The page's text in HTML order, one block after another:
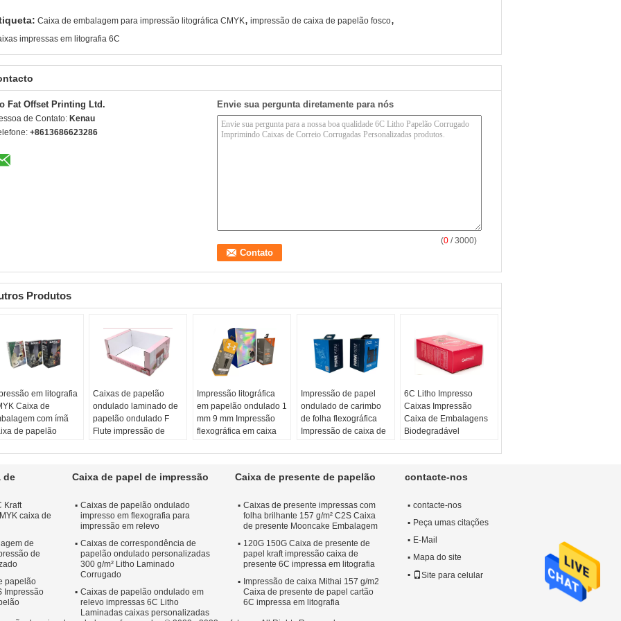
Caixa de embalagem para impressão litográfica CMYK, impressão de caixa de papelão fosco,
impressas em litografia 6C
Fat Offset Printing Ltd.
de Contato: Kenau
+8613686623286
Envie sua pergunta diretamente para nós
(0 / 3000)
Produtos
em litografia
Caixa de
com ímã
de papelão
offset
Lito 6C ou
Retangular
Caixas de papelão
ondulado laminado de
papelão ondulado F
Flute impressão de
ondulado laminado
papel ondulado
Reciclável, Materiais
Reciclados,
Biodegradável,
Descartável
Forma:Forma
personalizada/retangular,
personalizada
Inscrição:Material de
embalagem,
restaurante, cafeteria,
Impressão litográfica
em papelão ondulado 1
mm 9 mm Impressão
flexográfica em caixa
Papel:branco/marrom
papel ondulado
Flexográfico
Manuseio de
Estampagem,
Estampagem
Impressão de papel
ondulado de carimbo
de folha flexográfica
Impressão de caixa de
Papel:branco/marrom
papel ondulado
Flexográfico
Manuseio de
impressão:
Estampagem,
Estampagem
6C Litho Impresso
Caixas Impressão
Caixa de Embalagens
Biodegradável
Papel:branco/marrom
papel ondulado
Flexográfico
Característica:
Biodegradável, Feito à
mão, Descartável
de
Kraft
caixa de
de
de
papelão
Impressão
Caixa de papel de impressão
Caixas de papelão ondulado
impresso em flexografia para
impressão em relevo
Caixas de correspondência de
papelão ondulado personalizadas
300 g/m² Litho Laminado
Corrugado
Caixas de papelão ondulado em
relevo impressas 6C Litho
Laminadas caixas personalizadas
Caixa de presente de papelão
Caixas de presente impressas com
folha brilhante 157 g/m² C2S Caixa
de presente Mooncake Embalagem
120G 150G Caixa de presente de
papel kraft impressão caixa de
presente 6C impressa em litografia
Impressão de caixa Mithai 157 g/m2
Caixa de presente de papel cartão
6C impressa em litografia
contacte-nos
contacte-nos
Peça umas citações
E-Mail
Mapa do site
Site para celular